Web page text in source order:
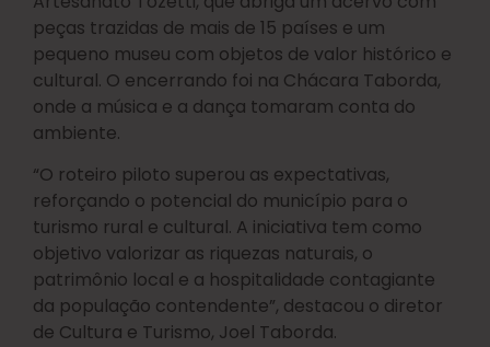
peças trazidas de mais de 15 países e um
pequeno museu com objetos de valor histórico e
cultural. O encerrando foi na Chácara Taborda,
onde a música e a dança tomaram conta do
ambiente.
“O roteiro piloto superou as expectativas,
reforçando o potencial do município para o
turismo rural e cultural. A iniciativa tem como
objetivo valorizar as riquezas naturais, o
patrimônio local e a hospitalidade contagiante
da população contendente”, destacou o diretor
de Cultura e Turismo, Joel Taborda.